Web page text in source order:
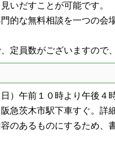
いだすことが可能です。
的な無料相談を一つの会
定員数がございますので
）午前１０時より午後４
急茨木市駅下車すぐ。詳
のあるものにするため、